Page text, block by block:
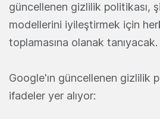
güncellenen gizlilik politikası,
modellerini iyileştirmek için
toplamasına olanak tanıyacak.
Google'ın güncellenen gizlilik
ifadeler yer alıyor: